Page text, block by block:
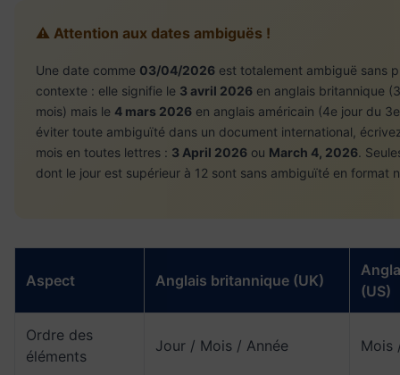
⚠️ Attention aux dates ambiguës !
Une date comme 03/04/2026 est totalement ambiguë sans
contexte : elle signifie le 3 avril 2026 en anglais britannique
mois) mais le 4 mars 2026 en anglais américain (4e jour du
éviter toute ambiguïté dans un document international,
mois en toutes lettres : 3 April 2026 ou March 4, 2026.
dont le jour est supérieur à 12 sont sans ambiguïté en format
Aspect Anglais britannique (UK)
(US)
Ordre des
éléments
Jour / Mois / Année Mois